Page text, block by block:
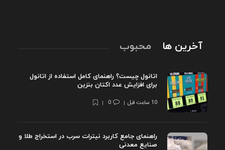
آخرین ها محبوب
اتانول چیست؟ راهنمای کامل استفاده از اتانول
برای افزایش عدد اکتان بنزین
10 ساعت قبل 0
راهنمای جامع کاربرد نیترات سرب در استخراج طلا و
صنایع معدنی